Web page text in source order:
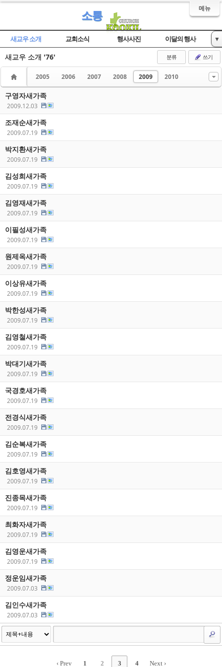
메뉴
소통
새교우 소개 교회소식 행사사진 이달의 행사 ▼
새교우 소개 '76' 분류 쓰기
2005 2006 2007 2008 2009 2010
구영자새가족
2009.12.03
조재순새가족
2009.07.19
박지환새가족
2009.07.19
김성희새가족
2009.07.19
김영재새가족
2009.07.19
이필성새가족
2009.07.19
원제옥새가족
2009.07.19
이상유새가족
2009.07.19
박한성새가족
2009.07.19
김영철새가족
2009.07.19
박대기새가족
2009.07.19
국경호새가족
2009.07.19
전경식새가족
2009.07.19
김순복새가족
2009.07.19
김호영새가족
2009.07.19
진종목새가족
2009.07.19
최화자새가족
2009.07.19
김영운새가족
2009.07.19
정운임새가족
2009.07.03
김인수새가족
2009.07.03
‹ Prev 1 2 3 4 Next ›